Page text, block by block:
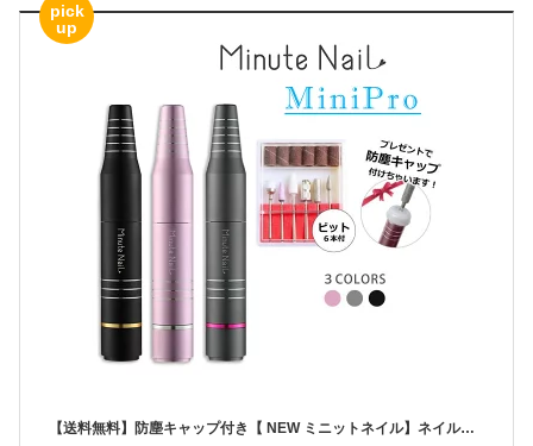
pick
up
【送料無料】防塵キャップ付き【 NEW ミニットネイル】ネイルマシン ジェルオフ ビット付き 電動 ネイルマシン 角質ケア 甘皮処理 ネイルオフ セルフ用 自宅ネイル ネイルマシーン ネイルケア 角質除去 ネイルマシン コンパクト ジェルネイル